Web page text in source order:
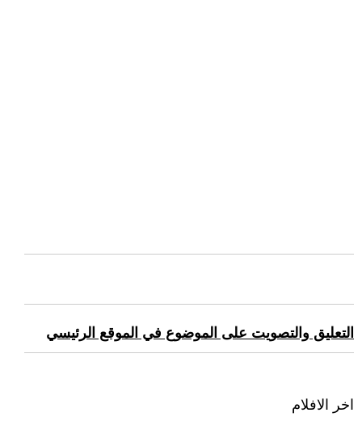
التعليق والتصويت على الموضوع في الموقع الرئيسي
اخر الافلام